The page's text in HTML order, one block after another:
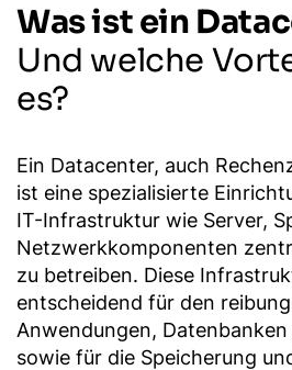
Was ist ein
Und welche
es?
Ein Datacenter, auch
ist eine spezialisierte
IT-Infrastruktur wie Server,
Netzwerkkomponenten
zu betreiben. Diese
entscheidend für den
Anwendungen,
sowie für die Speicherung